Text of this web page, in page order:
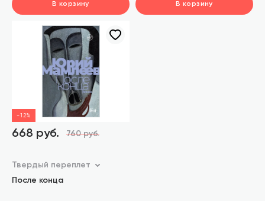
В корзину
В корзине
В корзину
В корзину
-12%
668 руб. 760 руб.
Твердый переплет
После конца